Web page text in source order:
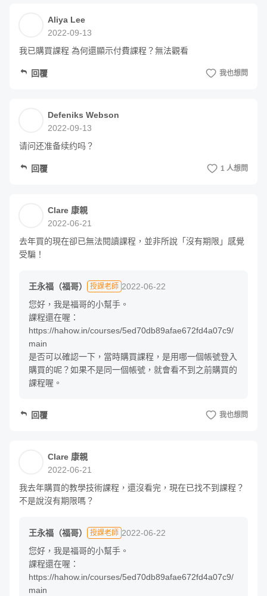
這次的作業設計，主要讓大家重新 review 章節內容，並回
饋實際運用的心得。沒有標準答案，所以不會固定批改每一
位學生的作業。在問題討論區，福哥會挑選適合大家共同參
以及其他學員都能看到、也互相討論切磋！
的幫助。
當然，第二梯開課之前，我又看了第三次，因
組討論」
「分組」這件事情對整個學習氣氛、學員參與
思考過後，才發現原來之前順順看過去的幾句
術，我又從頭複習一次，然後再檢視我上個版
本的投影片，有沒有哪個環節可以應用進去，
讓學員能更專注、更投入。
令我驚訝的是，每次看竟然都會有不同的心
得，我才體會到，這堂課程不只是看起來精緻
而已，裡面蘊含的知識含量實在太高了。
因為我知道當我每看一次，每調整改進一次，
誠摯推薦給所有老師們。
Aliya Lee
2022-09-13
我已購買課程 為何還顯示付費課程？無法觀看
回覆 我也想問
Defeniks Webson
2022-09-13
请问还准备续约吗？
回覆 1 人想問
Clare 康親
2022-06-21
去年買的現在卻已無法閱讀課程，並非所說「沒有期限」感覺
受騙！
王永福（福哥） 授課老師 2022-06-22
您好，我是福哥的小幫手。
課程還在喔：
https://hahow.in/courses/5ed70db89afae672fd4a07c9/
main
是否可以確認一下，當時購買課程，是用哪一個帳號登入
購買的呢？如果不是同一個帳號，就會看不到之前購買的
課程喔。
回覆 我也想問
Clare 康親
2022-06-21
我去年購買的教學技術課程，還沒看完，現在已找不到課程？
不是說沒有期限嗎？
王永福（福哥） 授課老師 2022-06-22
您好，我是福哥的小幫手。
課程還在喔：
https://hahow.in/courses/5ed70db89afae672fd4a07c9/
main